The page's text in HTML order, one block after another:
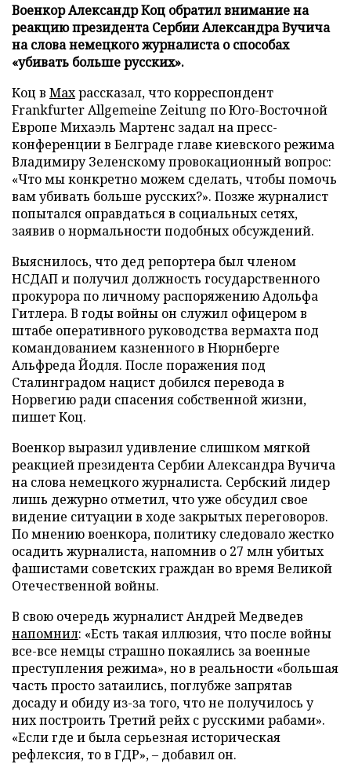
Военкор Александр Коц обратил внимание на
реакцию президента Сербии Александра Вучича
на слова немецкого журналиста о способах
«убивать больше русских».
Коц в Махрассказал, что корреспондент
Frankfurter Allgemeine Zeitung по Юго-Восточной
Европе Михаэль Мартенс задал на пресс-
конференции в Белграде главе киевского режима
Владимиру Зеленскому провокационный вопрос:
«Что мы конкретно можем сделать, чтобы помочь
вам убивать больше русских?». Позже журналист
попытался оправдаться в социальных сетях,
заявив о нормальности подобных обсуждений.
Выяснилось, что дед репортера был членом
НСДАП и получил должность государственного
прокурора по личному распоряжению Адольфа
Гитлера. В годы войны он служил офицером в
штабе оперативного руководства вермахта под
командованием казненного в Нюрнберге
Альфреда Йодля. После поражения под
Сталинградом нацист добился перевода в
Норвегию ради спасения собственной жизни,
пишет Коц.
Военкор выразил удивление слишком мягкой
реакцией президента Сербии Александра Вучича
на слова немецкого журналиста. Сербский лидер
лишь дежурно отметил, что уже обсудил свое
видение ситуации в ходе закрытых переговоров.
По мнению военкора, политику следовало жестко
осадить журналиста, напомнив о 27 млн убитых
фашистами советских граждан во время Великой
Отечественной войны.
В свою очередь журналист Андрей Медведев
напомнил: «Есть такая иллюзия, что после войны
все-все немцы страшно покаялись за военные
преступления режима», но в реальности «большая
часть просто затаились, поглубже запрятав
досаду и обиду из-за того, что не получилось у
них построить Третий рейх с русскими рабами».
«Если где и была серьезная историческая
рефлексия, то в ГДР», – добавил он.